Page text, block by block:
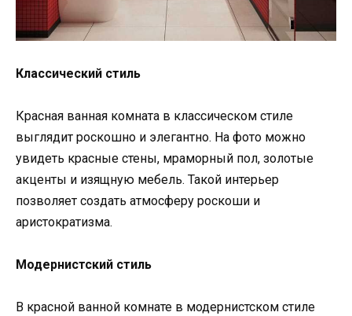
Классический стиль
Красная ванная комната в классическом стиле
выглядит роскошно и элегантно. На фото можно
увидеть красные стены, мраморный пол, золотые
акценты и изящную мебель. Такой интерьер
позволяет создать атмосферу роскоши и
аристократизма.
Модернистский стиль
В красной ванной комнате в модернистском стиле